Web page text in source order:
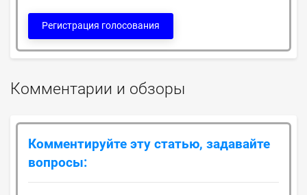
Регистрация голосования
Комментарии и обзоры
Комментируйте эту статью, задавайте
вопросы: